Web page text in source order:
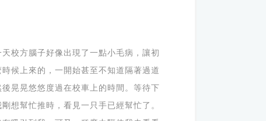
校方腦子好像出現了一點小毛病，讓初
候上來的，一開始甚至不知道隔著過道
晃晃悠悠度過在校車上的時間。等待下
想幫忙推時，看見一只手已經幫忙了。